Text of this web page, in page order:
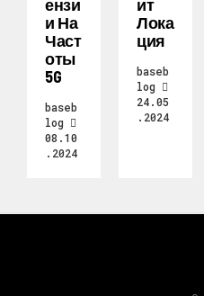
Ензи
И На
Част
Оты
5G
baseb
log
08.10
.2024
Ит
Лока
Ция
baseb
log
24.05
.2024